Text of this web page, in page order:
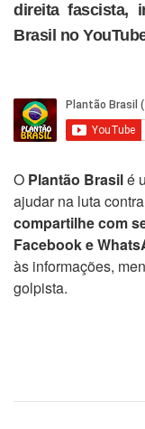
direita fascista,
Brasil no
O Plantão Brasilé
ajudar na luta
compartilhe com
Facebook e
às informações,
golpista.